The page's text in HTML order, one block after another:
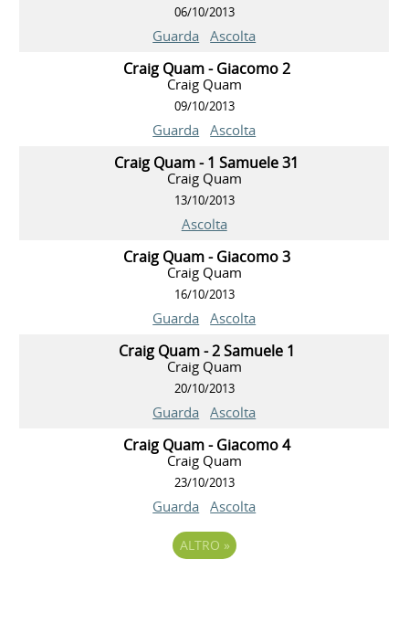
06/10/2013
Guarda Ascolta
Craig Quam - Giacomo 2
Craig Quam
09/10/2013
Guarda Ascolta
Craig Quam - 1 Samuele 31
Craig Quam
13/10/2013
Ascolta
Craig Quam - Giacomo 3
Craig Quam
16/10/2013
Guarda Ascolta
Craig Quam - 2 Samuele 1
Craig Quam
20/10/2013
Guarda Ascolta
Craig Quam - Giacomo 4
Craig Quam
23/10/2013
Guarda Ascolta
ALTRO »